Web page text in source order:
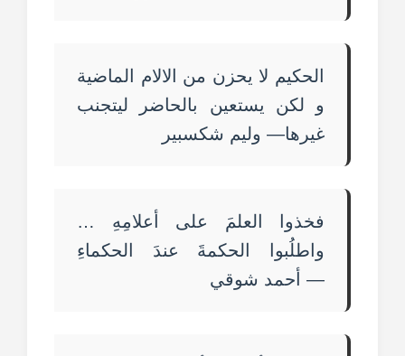
الحكيم لا يحزن من الالام الماضية
و لكن يستعين بالحاضر ليتجنب
غيرها— وليم شكسبير
فخذوا العلمَ على أعلامِهِ …
واطلُبوا الحكمةَ عندَ الحكماءِ
— أحمد شوقي